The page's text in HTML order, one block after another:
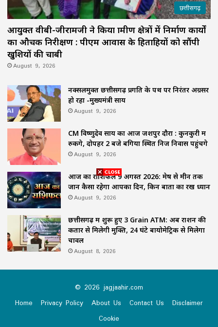
छत्तीसगढ़
आयुक्त वीबी-जीरामजी ने किया ग्रामीण क्षेत्रों में निर्माण कार्यों
का औचक निरीक्षण : पीएम आवास के हितग्राहियों को सौंपी
खुशियों की चाबी
August 9, 2026
नक्सलमुक्त छत्तीसगढ़ प्रगति के पथ पर निरंतर अग्रसर
हो रहा -मुख्यमंत्री साय
August 9, 2026
CM विष्णुदेव साय का आज जशपुर दौरा : कुनकुरी में
रुकेंगे, दोपहर 2 बजे बगिया स्थित निज निवास पहुंचेंगे
August 9, 2026
आज का राशिफल 9 अगस्त 2026: मेष से मीन तक
जानें कैसा रहेगा आपका दिन, किन बातों का रखें ध्यान
August 9, 2026
छत्तीसगढ़ में शुरू हुए 3 Grain ATM: अब राशन की
कतार से मिलेगी मुक्ति, 24 घंटे बायोमेट्रिक से मिलेगा
चावल
August 8, 2026
© 2026 jagjaahir.com
Home
Privacy Policy About Us Contact Us
Disclaimer
Cookie